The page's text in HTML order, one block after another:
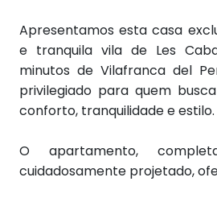
Apresentamos esta casa
e tranquila vila de Les
minutos de Vilafranca del
privilegiado para quem
conforto, tranquilidade e estilo.
O apartamento,
cuidadosamente projetado,